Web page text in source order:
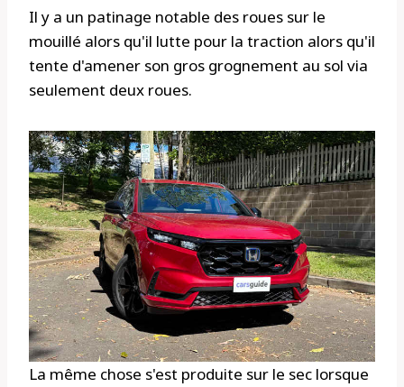
Il y a un patinage notable des roues sur le
mouillé alors qu'il lutte pour la traction alors qu'il
tente d'amener son gros grognement au sol via
seulement deux roues.
La même chose s'est produite sur le sec lorsque